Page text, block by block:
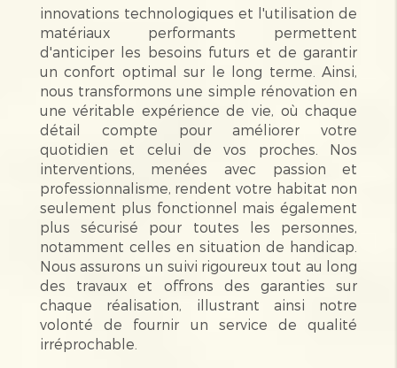
innovations technologiques et l'utilisation de
matériaux performants permettent
d'anticiper les besoins futurs et de garantir
un confort optimal sur le long terme. Ainsi,
nous transformons une simple rénovation en
une véritable expérience de vie, où chaque
détail compte pour améliorer votre
quotidien et celui de vos proches. Nos
interventions, menées avec passion et
professionnalisme, rendent votre habitat non
seulement plus fonctionnel mais également
plus sécurisé pour toutes les personnes,
notamment celles en situation de handicap.
Nous assurons un suivi rigoureux tout au long
des travaux et offrons des garanties sur
chaque réalisation, illustrant ainsi notre
volonté de fournir un service de qualité
irréprochable.